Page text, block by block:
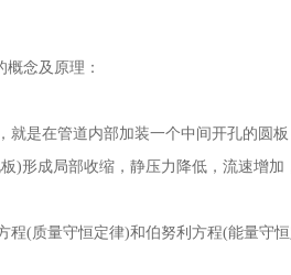
念及原理：
是在管道内部加装一个中间开孔的圆板
)形成局部收缩，静压力降低，流速增加
(质量守恒定律)和伯努利方程(能量守恒